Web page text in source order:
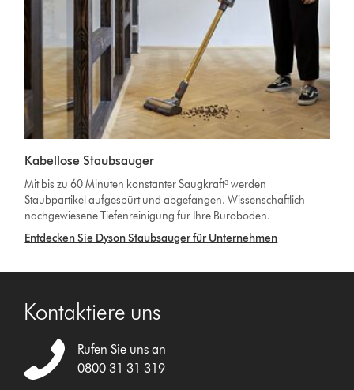
Kabellose Staubsauger
Mit bis zu 60 Minuten konstanter Saugkraft³ werden
Staubpartikel aufgespürt und abgefangen. Wissenschaftlich
nachgewiesene Tiefenreinigung für Ihre Büroböden.
Entdecken Sie Dyson Staubsauger für Unternehmen
Kontaktiere uns
Rufen Sie uns an
0800 31 31 319